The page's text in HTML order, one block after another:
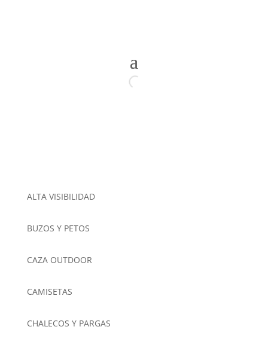
ALTA VISIBILIDAD
BUZOS Y PETOS
CAZA OUTDOOR
CAMISETAS
CHALECOS Y PARGAS